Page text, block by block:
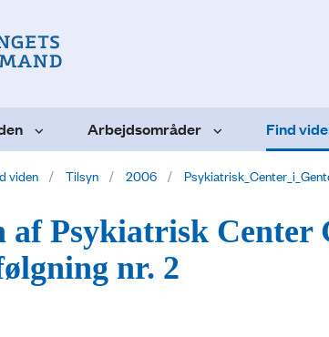
Arbejdsområder Find
viden Tilsyn 2006
af Psykiatrisk Center
nr. 2